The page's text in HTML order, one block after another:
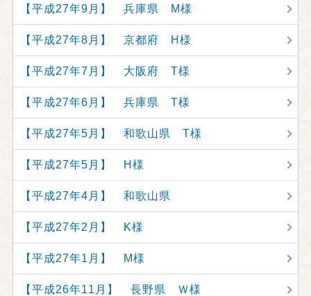
【平成27年9月】 兵庫県 M様
【平成27年8月】 京都府 H様
【平成27年7月】 大阪府 T様
【平成27年6月】 兵庫県 T様
【平成27年5月】 和歌山県 T様
【平成27年5月】 H様
【平成27年4月】 和歌山県
【平成27年2月】 K様
【平成27年1月】 M様
【平成26年11月】 長野県 Ｗ様